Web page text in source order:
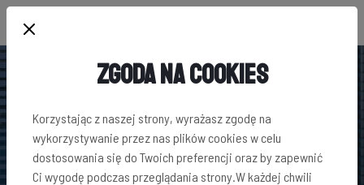
Zgoda na Cookies
Korzystając z naszej strony, wyrażasz zgodę na
wykorzystywanie przez nas plików cookies w celu
dostosowania się do Twoich preferencji oraz by zapewnić
Ci wygodę podczas przeglądania strony.W każdej chwili